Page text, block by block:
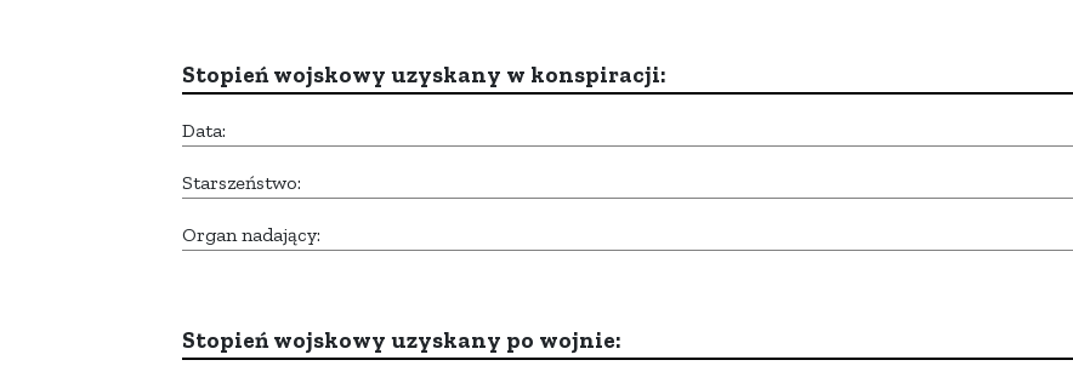
Stopień wojskowy uzyskany w konspiracji:
Data:
Starszeństwo:
Organ nadający:
Stopień wojskowy uzyskany po wojnie: